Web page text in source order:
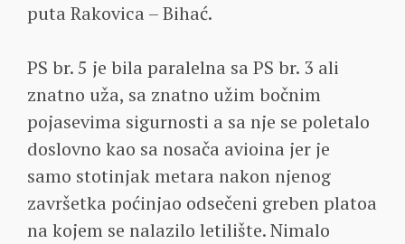
puta Rakovica – Bihać.
PS br. 5 je bila paralelna sa PS br. 3 ali
znatno uža, sa znatno užim bočnim
pojasevima sigurnosti a sa nje se poletalo
doslovno kao sa nosača avioina jer je
samo stotinjak metara nakon njenog
završetka poćinjao odsečeni greben platoa
na kojem se nalazilo letilište. Nimalo